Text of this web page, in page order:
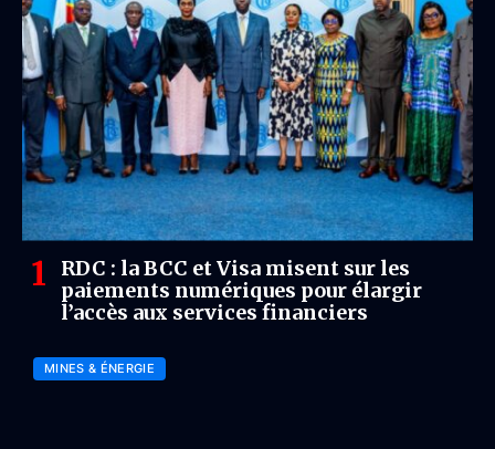
RDC : la BCC et Visa misent sur les
paiements numériques pour élargir
l’accès aux services financiers
MINES & ÉNERGIE